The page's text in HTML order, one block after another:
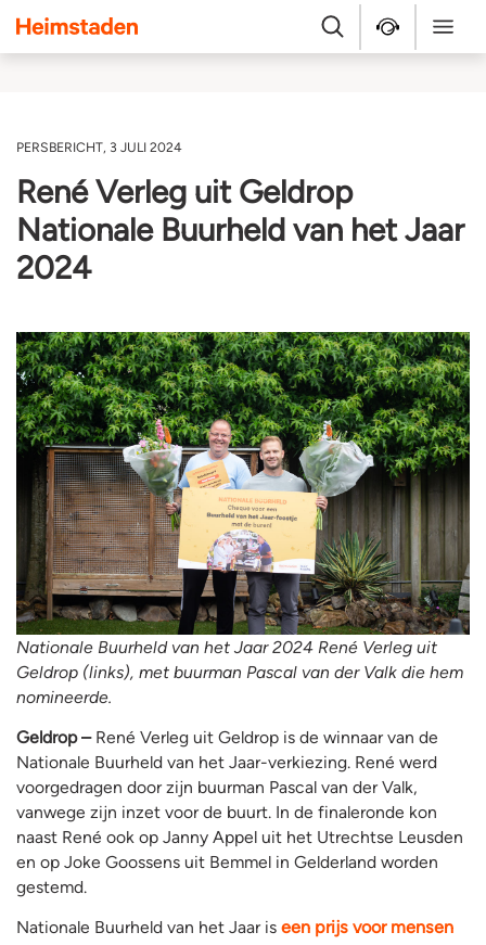
Heimstaden
Zoek Service &Menu
PERSBERICHT, 3 JULI 2024
René Verleg uit Geldrop
Nationale Buurheld van het Jaar
2024
Nationale Buurheld van het Jaar 2024 René Verleg uit
Geldrop (links), met buurman Pascal van der Valk die hem
nomineerde.
Geldrop –René Verleg uit Geldrop is de winnaar van de
Nationale Buurheld van het Jaar-verkiezing. René werd
voorgedragen door zijn buurman Pascal van der Valk,
vanwege zijn inzet voor de buurt. In de finaleronde kon
naast René ook op Janny Appel uit het Utrechtse Leusden
en op Joke Goossens uit Bemmel in Gelderland worden
gestemd.
Nationale Buurheld van het Jaar is een prijs voor mensen